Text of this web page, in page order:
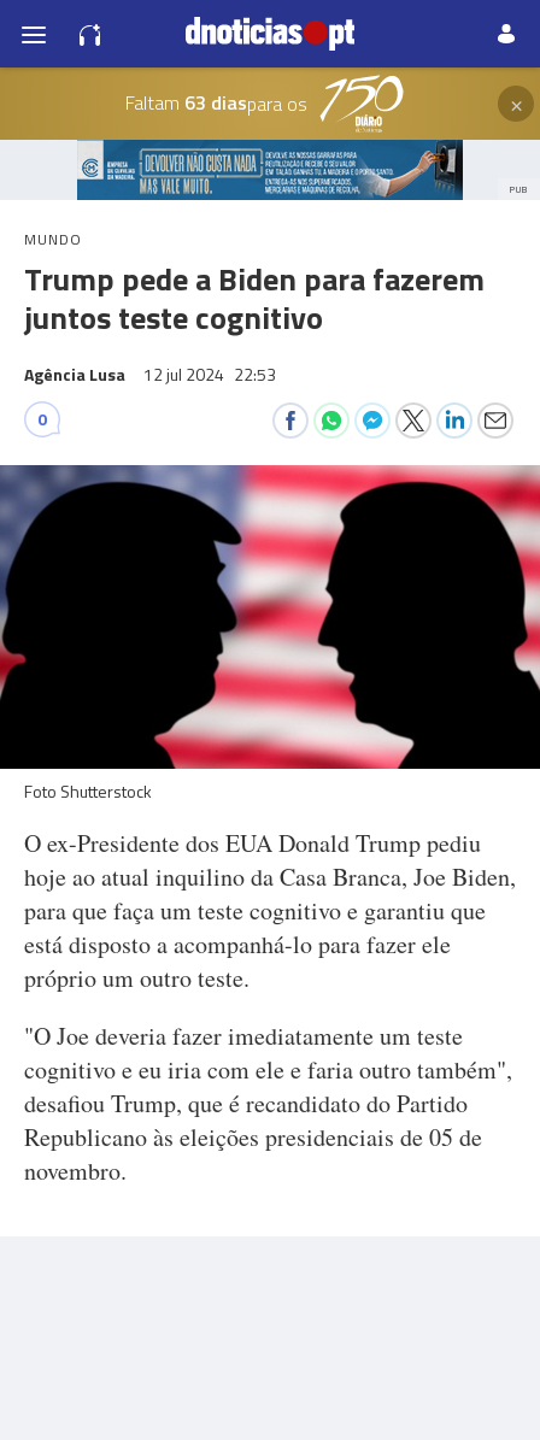
Faltam 63 diaspara os ×
PUB
MUNDO
Trump pede a Biden para fazerem
juntos teste cognitivo
Agência Lusa 12 jul 2024 22:53
0
Foto Shutterstock
O ex-Presidente dos EUA Donald Trump pediu
hoje ao atual inquilino da Casa Branca, Joe Biden,
para que faça um teste cognitivo e garantiu que
está disposto a acompanhá-lo para fazer ele
próprio um outro teste.
"O Joe deveria fazer imediatamente um teste
cognitivo e eu iria com ele e faria outro também",
desafiou Trump, que é recandidato do Partido
Republicano às eleições presidenciais de 05 de
novembro.